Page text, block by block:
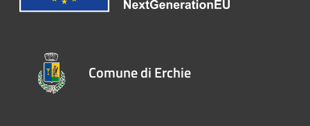
Comune di Erchie